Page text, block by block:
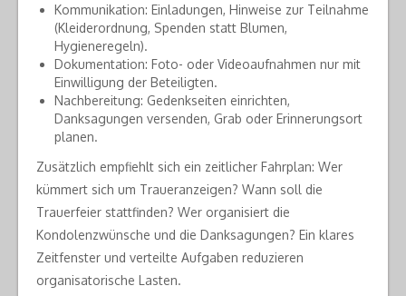
Kommunikation: Einladungen, Hinweise zur Teilnahme
(Kleiderordnung, Spenden statt Blumen,
Hygieneregeln).
Dokumentation: Foto- oder Videoaufnahmen nur mit
Einwilligung der Beteiligten.
Nachbereitung: Gedenkseiten einrichten,
Danksagungen versenden, Grab oder Erinnerungsort
planen.
Zusätzlich empfiehlt sich ein zeitlicher Fahrplan: Wer
kümmert sich um Traueranzeigen? Wann soll die
Trauerfeier stattfinden? Wer organisiert die
Kondolenzwünsche und die Danksagungen? Ein klares
Zeitfenster und verteilte Aufgaben reduzieren
organisatorische Lasten.